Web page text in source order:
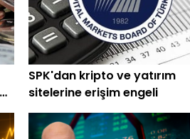
SPK'dan kripto ve yatırım
sitelerine erişim engeli